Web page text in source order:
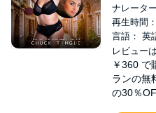
ナレータ
再生時間
言語： 英
レビュー
￥360 で
ランの無
の30％